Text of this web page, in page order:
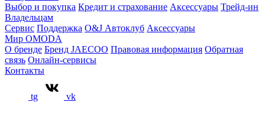
Выбор и покупка Кредит и страхование Аксессуары Трейд-ин
Владельцам
Сервис Поддержка O&J Автоклуб Аксессуары
Мир OMODA
О бренде Бренд JAECOO Правовая информация Обратная
связь Онлайн-сервисы
Контакты
tg vk